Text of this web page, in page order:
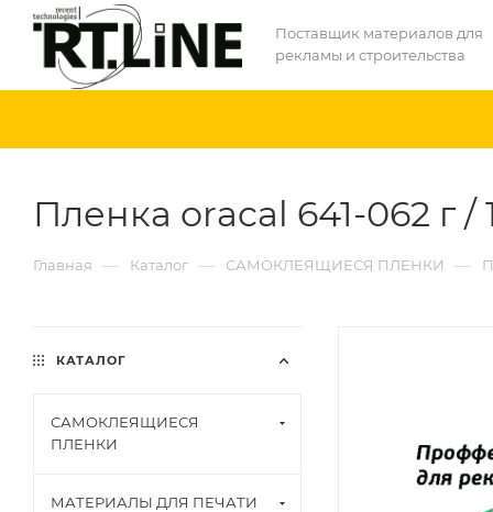
Поставщик материалов для
рекламы и строительства
Пленка oracal 641-062 г /
Главная — Каталог — САМОКЛЕЯЩИЕСЯ ПЛЕНКИ —
КАТАЛОГ
САМОКЛЕЯЩИЕСЯ
ПЛЕНКИ
МАТЕРИАЛЫ ДЛЯ ПЕЧАТИ